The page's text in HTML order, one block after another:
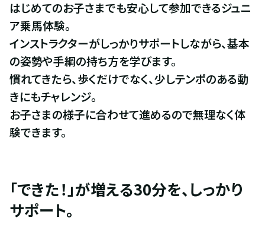
はじめてのお子さまでも安心して参加できるジュニ
ア乗馬体験。
インストラクターがしっかりサポートしながら、基本
の姿勢や手綱の持ち方を学びます。
慣れてきたら、歩くだけでなく、少しテンポのある動
きにもチャレンジ。
お子さまの様子に合わせて進めるので無理なく体
験できます。
「できた！」が増える30分を、しっかり
サポート。